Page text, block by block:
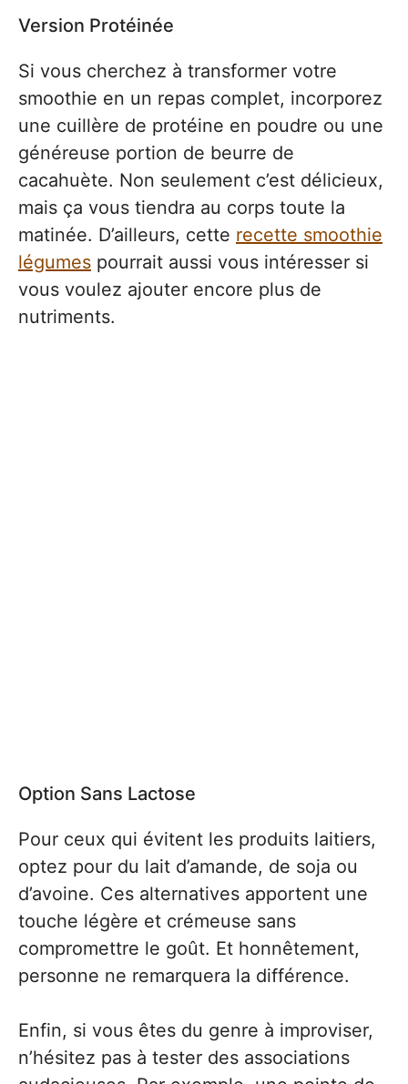
Version Protéinée
Si vous cherchez à transformer votre
smoothie en un repas complet, incorporez
une cuillère de protéine en poudre ou une
généreuse portion de beurre de
cacahuète. Non seulement c’est délicieux,
mais ça vous tiendra au corps toute la
matinée. D’ailleurs, cette recette smoothie
légumes pourrait aussi vous intéresser si
vous voulez ajouter encore plus de
nutriments.
Option Sans Lactose
Pour ceux qui évitent les produits laitiers,
optez pour du lait d’amande, de soja ou
d’avoine. Ces alternatives apportent une
touche légère et crémeuse sans
compromettre le goût. Et honnêtement,
personne ne remarquera la différence.
Enfin, si vous êtes du genre à improviser,
n’hésitez pas à tester des associations